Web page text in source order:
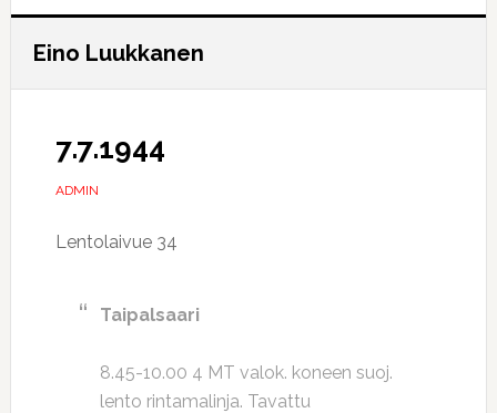
Eino Luukkanen
7.7.1944
ADMIN
Lentolaivue 34
Taipalsaari
8.45-10.00 4 MT valok. koneen suoj.
lento rintamalinja. Tavattu